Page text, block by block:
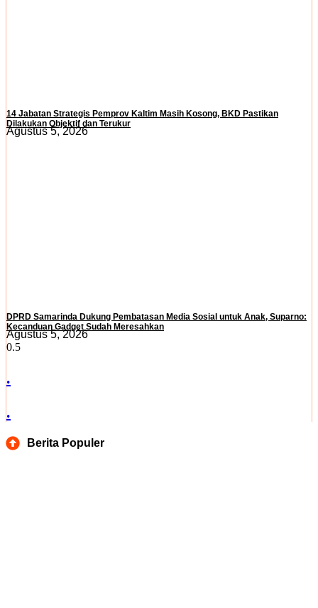
14 Jabatan Strategis Pemprov Kaltim Masih Kosong, BKD Pastikan
Dilakukan Objektif dan Terukur
Agustus 5, 2026
DPRD Samarinda Dukung Pembatasan Media Sosial untuk Anak, Suparno:
Kecanduan Gadget Sudah Meresahkan
Agustus 5, 2026
.
.
Berita Populer